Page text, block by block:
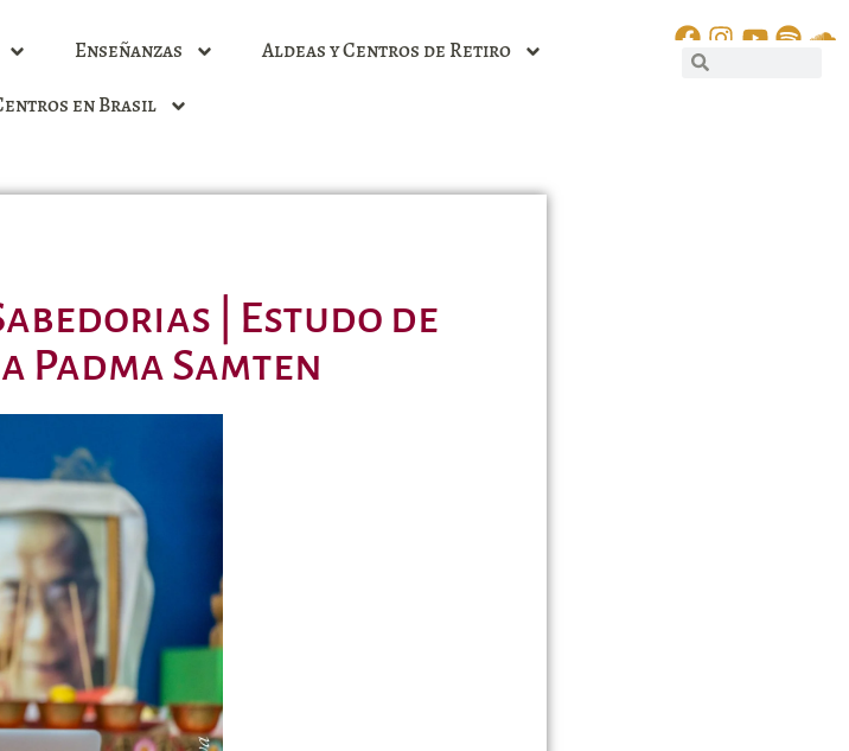
Enseñanzas
Aldeas y Centros de Retiro
en Brasil
| Estudo de
Padma Samten